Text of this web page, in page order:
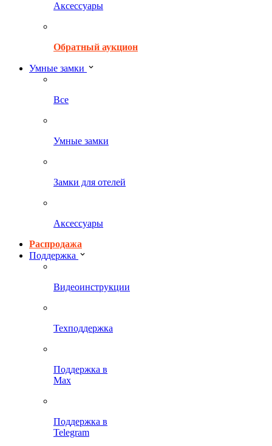
Аксессуары
Обратный аукцион
Умные замки
Все
Умные замки
Замки для отелей
Аксессуары
Распродажа
Поддержка
Видеоинструкции
Техподдержка
Поддержка в
Max
Поддержка в
Telegram